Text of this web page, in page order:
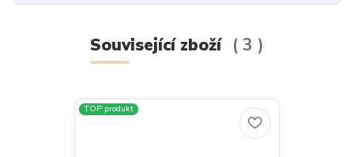
Související zboží 3
TOP produkt